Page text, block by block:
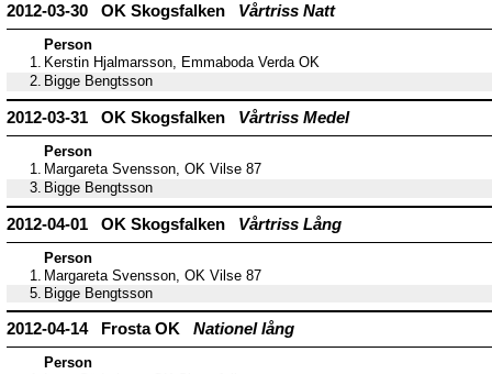
2012-03-30 OK Skogsfalken Vårtriss Natt
Person
1. Kerstin Hjalmarsson, Emmaboda Verda OK
2. Bigge Bengtsson
2012-03-31 OK Skogsfalken Vårtriss Medel
Person
1. Margareta Svensson, OK Vilse 87
3. Bigge Bengtsson
2012-04-01 OK Skogsfalken Vårtriss Lång
Person
1. Margareta Svensson, OK Vilse 87
5. Bigge Bengtsson
2012-04-14 Frosta OK Nationel lång
Person